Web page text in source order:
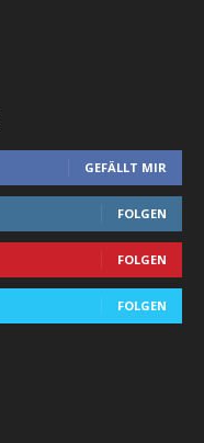
GEFÄLLT MIR
FOLGEN
FOLGEN
FOLGEN